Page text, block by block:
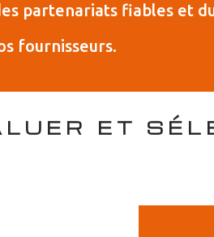
partenariats fiables et
fournisseurs.
ET